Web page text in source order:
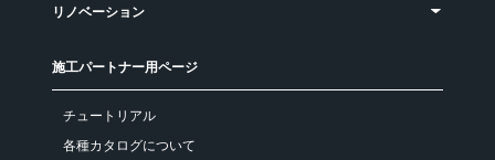
リノベーション
施工パートナー用ページ
チュートリアル
各種カタログについて